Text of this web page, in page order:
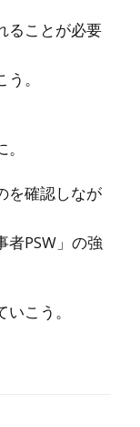
ることが必要
。
を確認しなが
者PSW」の強
こう。